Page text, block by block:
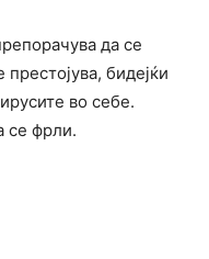
да се
престојува, бидејќи
во себе.
се фрли.